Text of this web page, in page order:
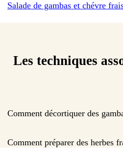
Salade de gambas et chévre
Les techniques
Comment décortiquer des
Comment préparer des herbes